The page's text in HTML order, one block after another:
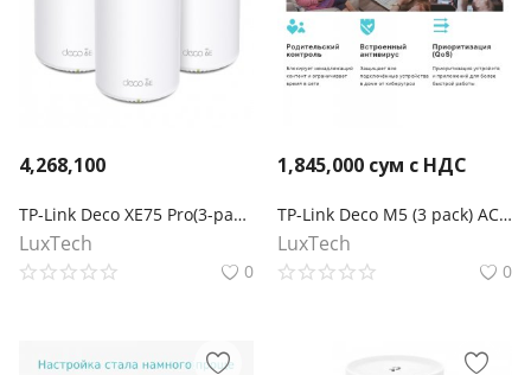
4,268,100
TP-Link Deco XE75 Pro(3-pack) Трехдиапазонная Mesh-система Wi-Fi 6E AXE5400
LuxTech
0
1,845,000 сум с НДС
TP-Link Deco M5 (3 pack) AC1300 Домашняя Mesh Wi-Fi система
LuxTech
0